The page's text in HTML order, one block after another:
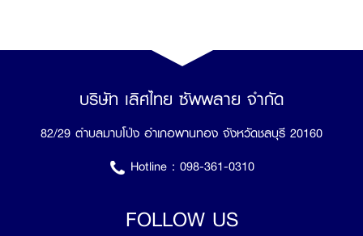
บริษัท เลิศไทย ซัพพลาย จำกัด
82/29 ตำบลมาบโป่ง อำเภอพานทอง จังหวัดชลบุรี 20160
Hotline : 098-361-0310
FOLLOW US